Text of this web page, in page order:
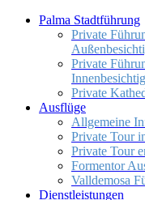
Palma Stadtführung
Private
Private
Private
Ausflüge
Allgemeine
Private Tour
Private Tour
Formentor
Valldemosa
Dienstleistungen